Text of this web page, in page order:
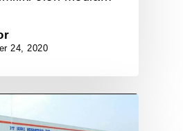
24, 2020